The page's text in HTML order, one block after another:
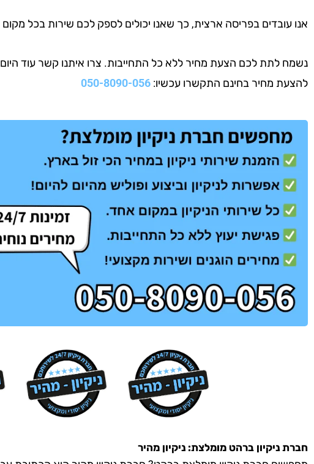
אנו עובדים בפריסה ארצית, כך שאנו יכולים לספק לכם שירות בכל
נשמח לתת לכם הצעת מחיר ללא כל התחייבות. צרו איתנו קשר עוד היום
להצעת מחיר בחינם התקשרו עכשיו: 050-8090-056
חברת ניקיון ברהט מומלצת: ניקיון מהיר